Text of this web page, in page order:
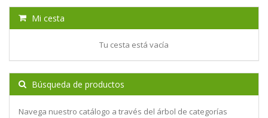
Mi cesta
Tu cesta está vacía
Búsqueda de productos
Navega nuestro catálogo a través del árbol de categorías